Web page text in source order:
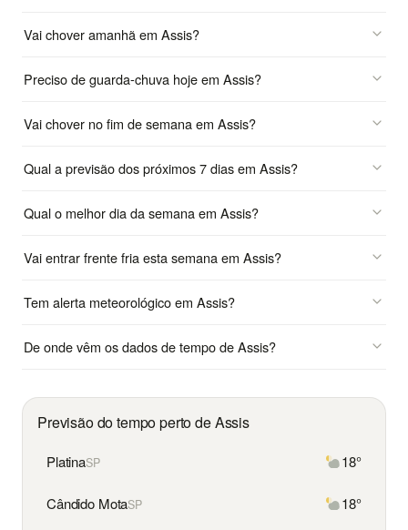
Vai chover amanhã em Assis?
Preciso de guarda-chuva hoje em Assis?
Vai chover no fim de semana em Assis?
Qual a previsão dos próximos 7 dias em Assis?
Qual o melhor dia da semana em Assis?
Vai entrar frente fria esta semana em Assis?
Tem alerta meteorológico em Assis?
De onde vêm os dados de tempo de Assis?
Previsão do tempo perto de Assis
PlatinaSP 18°
Cândido MotaSP 18°